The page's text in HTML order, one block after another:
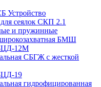
Устройство
сеялок СКП 2.1
и пружинные
БМШ
12М
СБГЖ с жесткой
19
гидрофицированная